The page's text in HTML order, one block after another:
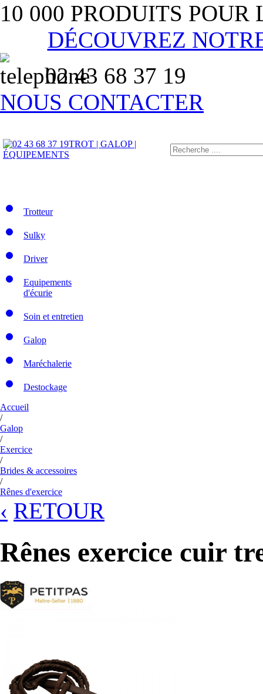
10 000 PRODUITS
DÉCOUVREZ
02 43 68 37 19
NOUS CONTACTER
TROT | GALOP |
ÉQUIPEMENTS
Trotteur
Sulky
Driver
Equipements
d'écurie
Soin et entretien
Galop
Maréchalerie
Destockage
Accueil
/
Galop
/
Exercice
/
Brides & accessoires
/
Rênes d'exercice
‹ RETOUR
Rênes exercice cuir